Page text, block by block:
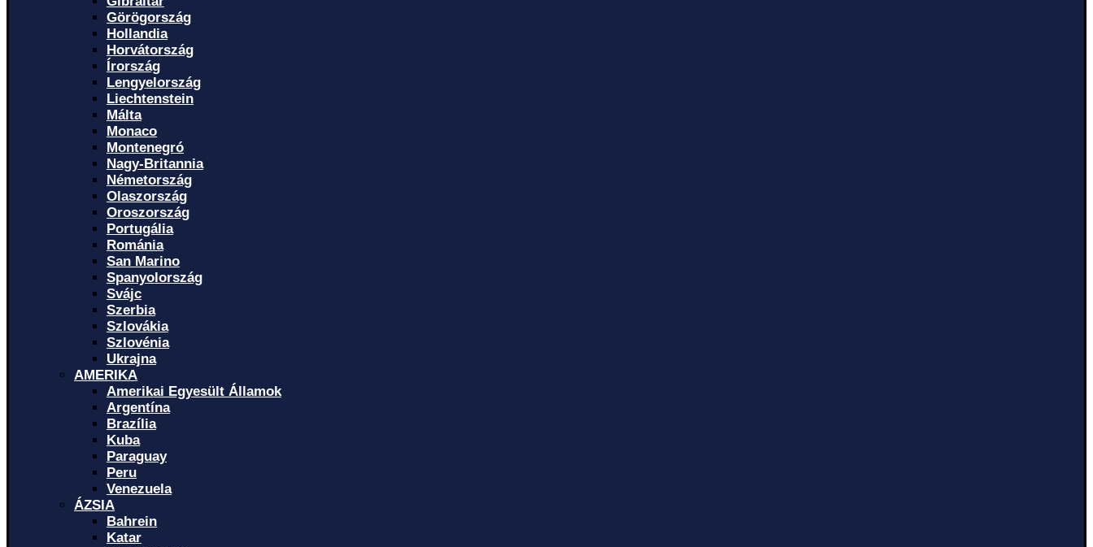
Görögország
Hollandia
Horvátország
Írország
Lengyelország
Liechtenstein
Málta
Monaco
Montenegró
Nagy-Britannia
Németország
Olaszország
Oroszország
Portugália
Románia
San Marino
Spanyolország
Svájc
Szerbia
Szlovákia
Szlovénia
Ukrajna
AMERIKA
Amerikai Egyesült Államok
Argentína
Brazília
Kuba
Paraguay
Peru
Venezuela
ÁZSIA
Bahrein
Katar